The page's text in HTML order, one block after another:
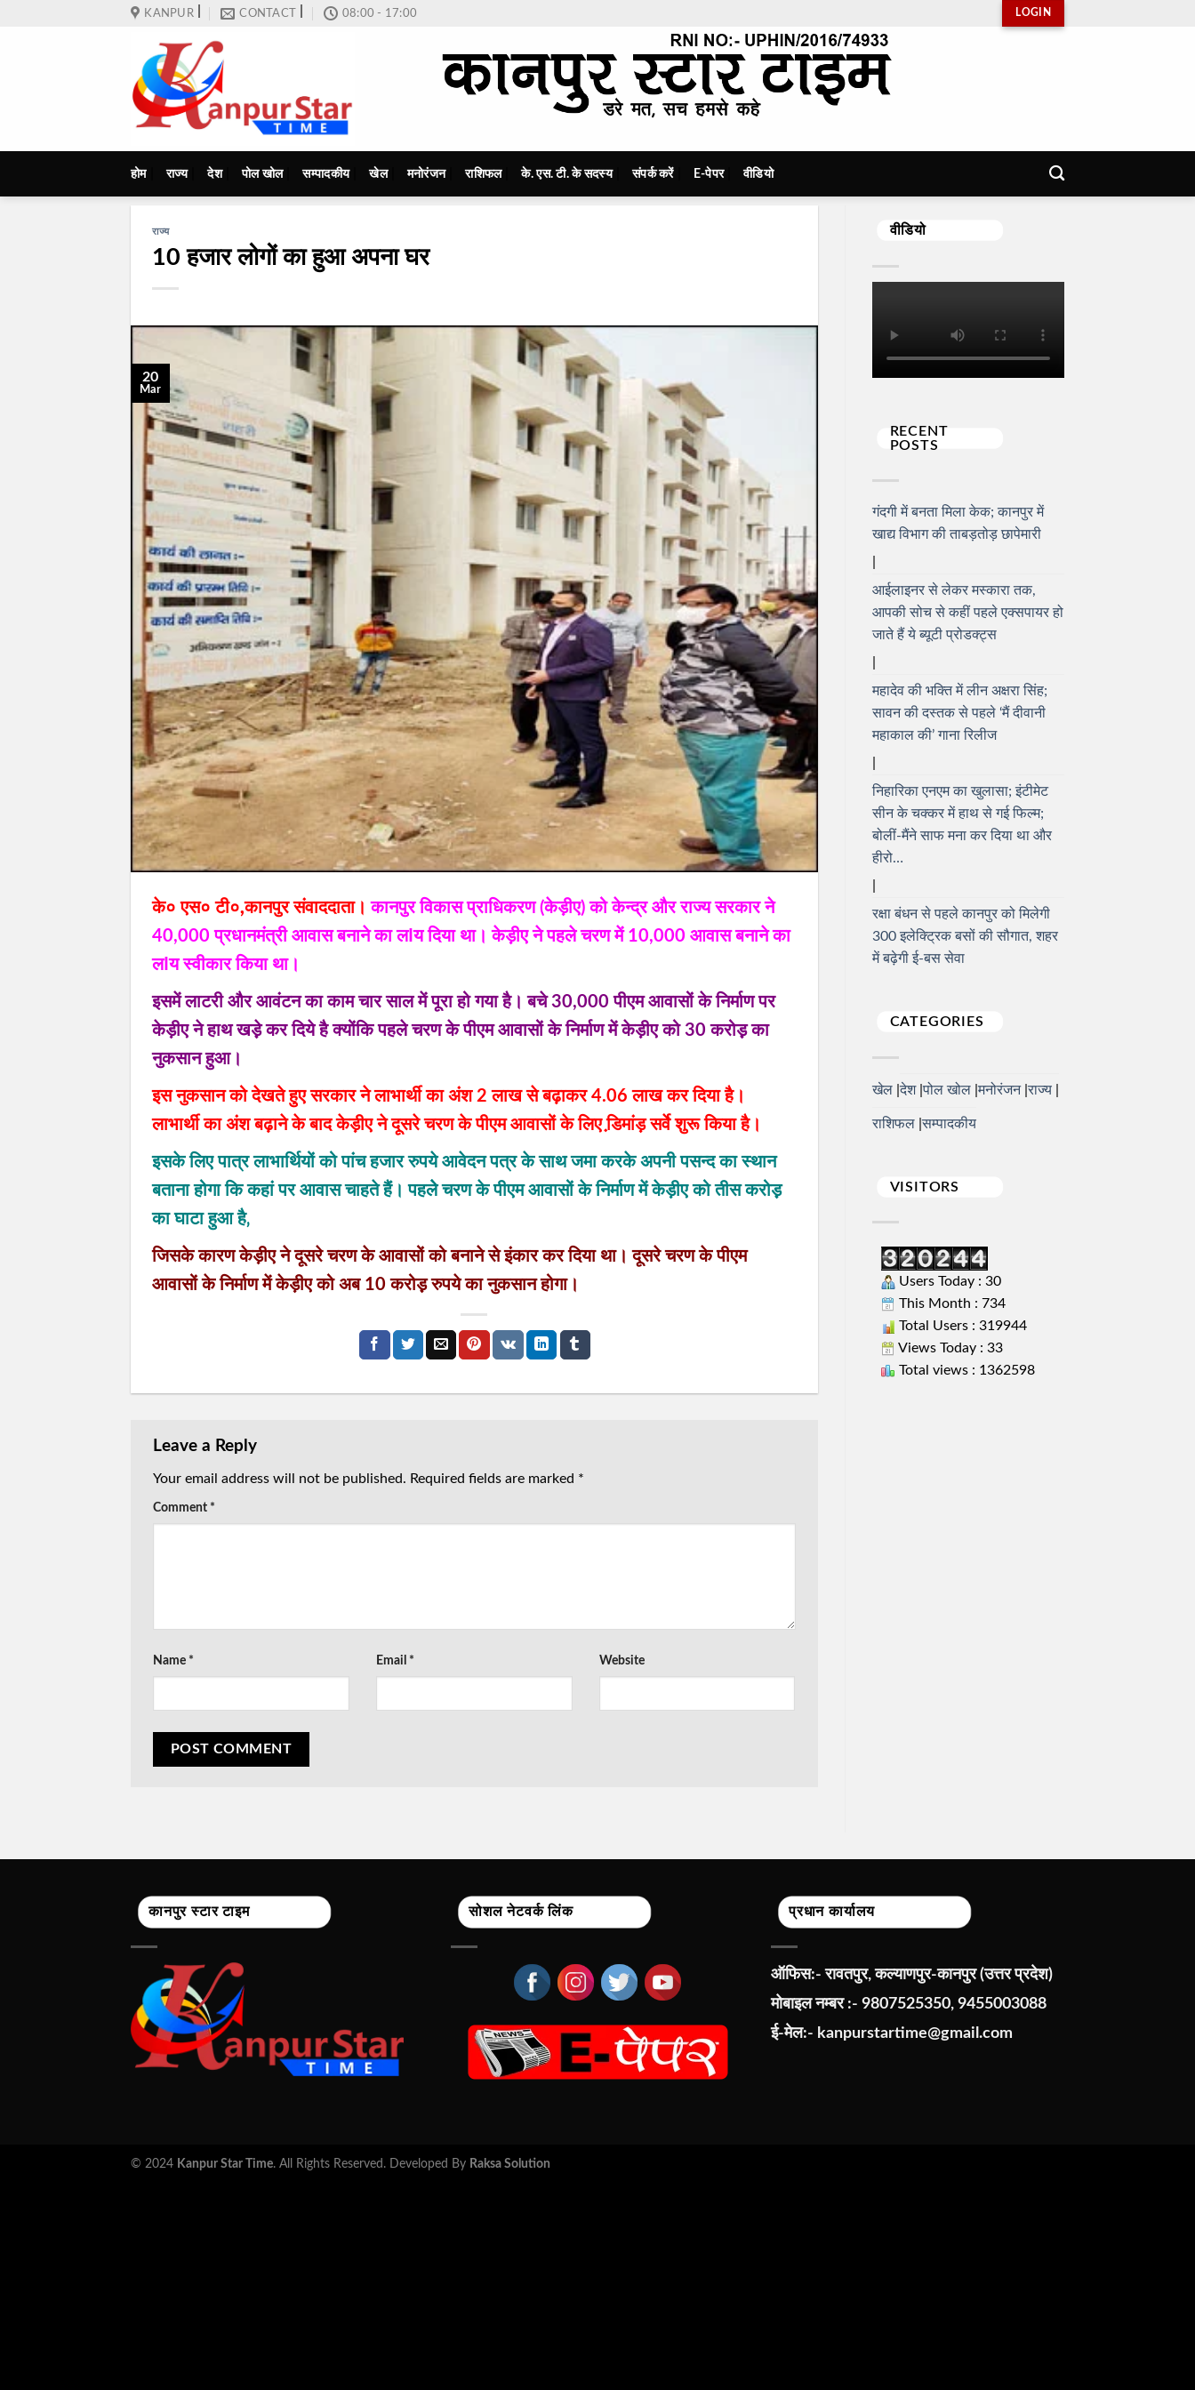
KANPUR CONTACT 08:00 - 17:00 LOGIN
होम राज्य देश पोल खोल सम्पादकीय खेल मनोरंजन राशिफल के. एस. टी. के सदस्य संपर्क करें E-पेपर वीडियो
राज्य
10 हजार लोगों का हुआ अपना घर
20
Mar
के० एस० टी०,कानपुर संवाददाता। कानपुर विकास प्राधिकरण (केड़ीए) को केन्द्र और राज्य सरकार ने
40,000 प्रधानमंत्री आवास बनाने का लIय दिया था। केड़ीए ने पहले चरण में 10,000 आवास बनाने का
लIय स्वीकार किया था।
इसमें लाटरी और आवंटन का काम चार साल में पूरा हो गया है। बचे 30,000 पीएम आवासों के निर्माण पर
केड़ीए ने हाथ खड़े़ कर दिये है क्योंकि पहले चरण के पीएम आवासों के निर्माण में केड़ीए को 30 करोड़़ का
नुकसान हुआ।
इस नुकसान को देखते हुए सरकार ने लाभार्थी का अंश 2 लाख से बढ़ाकर 4.06 लाख कर दिया है।
लाभार्थी का अंश बढ़ाने के बाद केड़ीए ने दूसरे चरण के पीएम आवासों के लिए डि़मांड़ सर्वे शुरू किया है।
इसके लिए पात्र लाभार्थियों को पांच हजार रुपये आवेदन पत्र के साथ जमा करके अपनी पसन्द का स्थान
बताना होगा कि कहां पर आवास चाहते हैं। पहलेे चरण के पीएम आवासों के निर्माण में केड़ीए को तीस करोड़़
का घाटा हुआ है‚
जिसके कारण केड़ीए ने दूसरे चरण के आवासों को बनाने से इंकार कर दिया था। दूसरे चरण के पीएम
आवासों के निर्माण में केड़ीए को अब 10 करोड़़ रुपये का नुकसान होगा।
Leave a Reply
Your email address will not be published. Required fields are marked *
Comment *
Name * Email * Website
वीडियो
RECENT
POSTS
गंदगी में बनता मिला केक; कानपुर में
खाद्य विभाग की ताबड़तोड़ छापेमारी
आईलाइनर से लेकर मस्कारा तक,
आपकी सोच से कहीं पहले एक्सपायर हो
जाते हैं ये ब्यूटी प्रोडक्ट्स
महादेव की भक्ति में लीन अक्षरा सिंह;
सावन की दस्तक से पहले ‘मैं दीवानी
महाकाल की’ गाना रिलीज
निहारिका एनएम का खुलासा; इंटीमेट
सीन के चक्कर में हाथ से गई फिल्म;
बोलीं-मैंने साफ मना कर दिया था और
हीरो…
रक्षा बंधन से पहले कानपुर को मिलेगी
300 इलेक्ट्रिक बसों की सौगात, शहर
में बढ़ेगी ई-बस सेवा
CATEGORIES
खेल देश पोल खोल मनोरंजन राज्य
राशिफल सम्पादकीय
VISITORS
Users Today : 30
This Month : 734
Total Users : 319944
Views Today : 33
Total views : 1362598
कानपुर स्टार टाइम सोशल नेटवर्क लिंक प्रधान कार्यालय
ऑफिस:- रावतपुर, कल्याणपुर-कानपुर (उत्तर प्रदेश)
मोबाइल नम्बर :- 9807525350, 9455003088
ई-मेल:- kanpurstartime@gmail.com
© 2024 Kanpur Star Time. All Rights Reserved. Developed By Raksa Solution